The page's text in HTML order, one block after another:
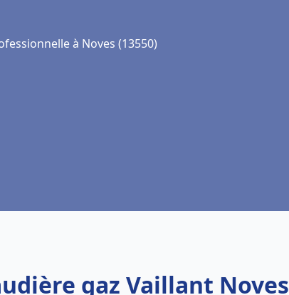
à Noves (13550)
gaz Vaillant Noves